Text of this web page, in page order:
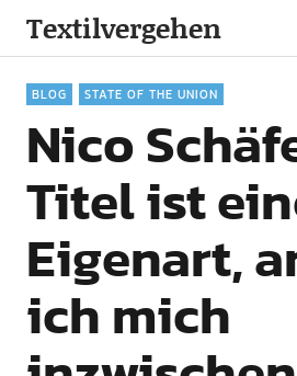
Textilvergehen
BLOG STATE OF THE UNION
Nico
Titel ist
Eigenart,
ich mich